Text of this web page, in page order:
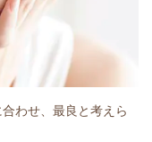
わせ、最良と考えら